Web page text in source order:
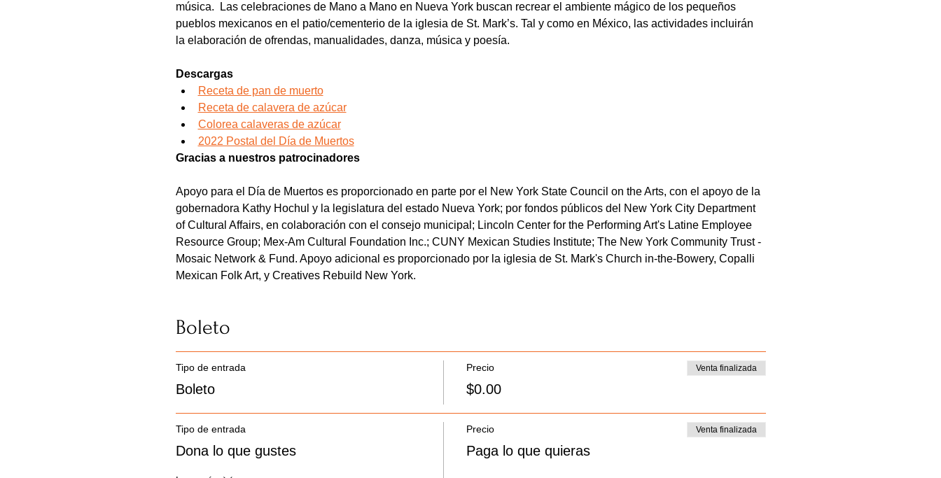
música.  Las celebraciones de Mano a Mano en Nueva York buscan recrear el ambiente mágico de los pequeños
pueblos mexicanos en el patio/cementerio de la iglesia de St. Mark’s. Tal y como en México, las actividades incluirán
la elaboración de ofrendas, manualidades, danza, música y poesía.
Descargas
Receta de pan de muerto
Receta de calavera de azúcar
Colorea calaveras de azúcar
2022 Postal del Día de Muertos
Gracias a nuestros patrocinadores
Apoyo para el Día de Muertos es proporcionado en parte por el New York State Council on the Arts, con el apoyo de la
gobernadora Kathy Hochul y la legislatura del estado Nueva York; por fondos públicos del New York City Department
of Cultural Affairs, en colaboración con el consejo municipal; Lincoln Center for the Performing Art's Latine Employee
Resource Group; Mex-Am Cultural Foundation Inc.; CUNY Mexican Studies Institute; The New York Community Trust -
Mosaic Network & Fund. Apoyo adicional es proporcionado por la iglesia de St. Mark's Church in-the-Bowery, Copalli
Mexican Folk Art, y Creatives Rebuild New York.
Boleto
Tipo de entrada
Boleto
Precio
$0.00
Venta finalizada
Tipo de entrada
Dona lo que gustes
Precio
Paga lo que quieras
Venta finalizada